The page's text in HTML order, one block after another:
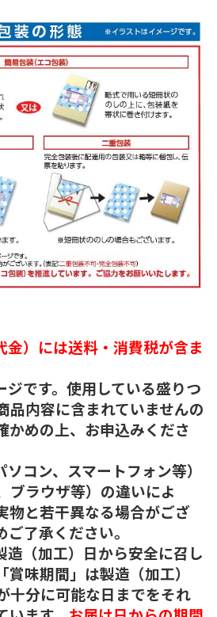
金）には送料・消費税が含ま
ジです。使用している盛りつ
品内容に含まれていませんの
かめの上、お申込みくださ
コン、スマートフォン等）
ブラウザ等）の違いによ
物と若干異なる場合がござ
了承ください。
造（加工）日から安全に召し
味期間」は製造（加工）
十分に可能な日までをそれ